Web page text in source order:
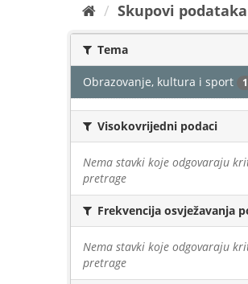
Skupovi podаtаkа
Tema
Obrazovanje, kultura i sport 1
Visokovrijedni podaci
Nema stavki koje odgovaraju
pretrage
Frekvencija osvježavanja
Nema stavki koje odgovaraju
pretrage